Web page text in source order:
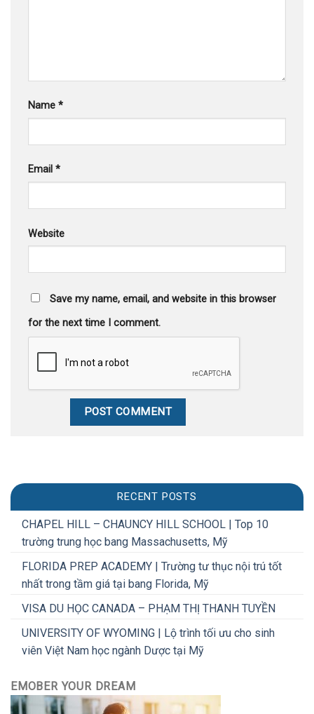
RECENT POSTS
CHAPEL HILL – CHAUNCY HILL SCHOOL | Top 10
trường trung học bang Massachusetts, Mỹ
FLORIDA PREP ACADEMY | Trường tư thục nội trú tốt
nhất trong tầm giá tại bang Florida, Mỹ
VISA DU HỌC CANADA – PHẠM THỊ THANH TUYỀN
UNIVERSITY OF WYOMING | Lộ trình tối ưu cho sinh
viên Việt Nam học ngành Dược tại Mỹ
EMOBER YOUR DREAM
Name *
Email *
Website
Save my name, email, and website in this browser
for the next time I comment.